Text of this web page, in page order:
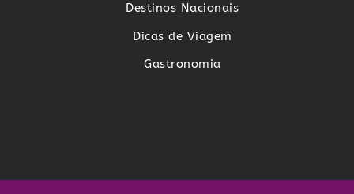
Destinos Nacionais
Dicas de Viagem
Gastronomia